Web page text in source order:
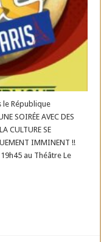
le République
SOIRÉE AVEC DES
CULTURE SE
IMMINENT !!
au Théâtre Le